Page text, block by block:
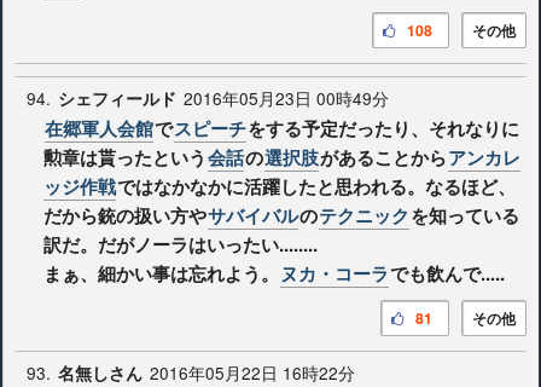
その他
108
94. シェフィールド 2016年05月23日 00時49分
在郷軍人会館でスピーチをする予定だったり、それなりに
勲章は貰ったという会話の選択肢があることからアンカレ
ッジ作戦ではなかなかに活躍したと思われる。なるほど、
だから銃の扱い方やサバイバルのテクニックを知っている
訳だ。だがノーラはいったい........
まぁ、細かい事は忘れよう。 ヌカ・コーラでも飲んで.....
その他
81
93. 名無しさん 2016年05月22日 16時22分